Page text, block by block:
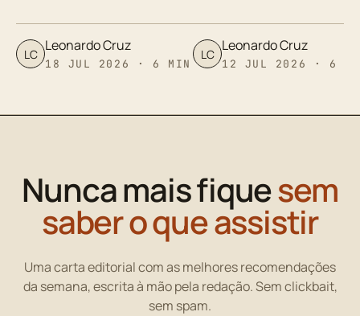
LC Leonardo Cruz
18 JUL 2026 · 6 MIN
LC Leonardo Cruz
12 JUL 2026 · 6
Nunca mais fiquesem
saber o que assistir
Uma carta editorial com as melhores recomendações
da semana, escrita à mão pela redação. Sem clickbait,
sem spam.